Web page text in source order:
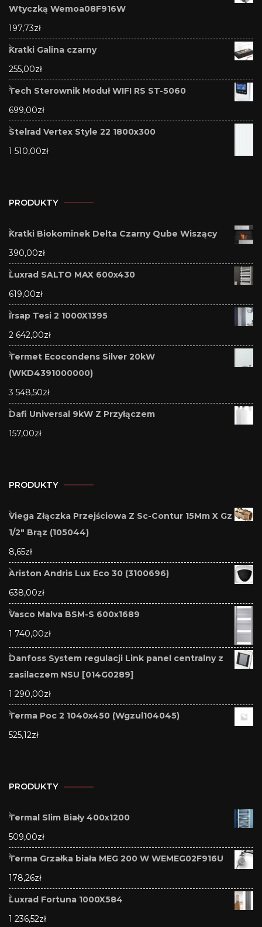
Wtyczką Wemoa08F916W
197,73zł
Kratki Galina czarny
255,00zł
Tech Sterownik Moduł WIFI RS ST-5060
699,00zł
Stelrad Vertex Style 22 1800x300
1 510,00zł
PRODUKTY
Kratki Biokominek Delta Czarny Qube Wiszący
390,00zł
Luxrad SALTO MAX 600x430
619,00zł
Irsap Tesi 2 1000X1395
2 642,00zł
Termet Ecocondens Silver 20kW
(WKD4391000000)
3 548,50zł
Dafi Universal 9kW Z Przyłączem
157,00zł
PRODUKTY
Viega Złączka Przejściowa Z Sc-Contur 15Mm X Gz
1/2" Brąz (105044)
8,65zł
Ariston Andris Lux Eco 30 (3100696)
638,00zł
Vasco Malva BSM-S 600x1689
1 740,00zł
Danfoss System regulacji Link panel centralny z
zasilaczem NSU [014G0289]
1 290,00zł
Terma Poc 2 1040x450 (Wgzul104045)
525,12zł
PRODUKTY
Termal Slim Biały 400x1200
509,00zł
Terma Grzałka biała MEG 200 W WEMEG02F916U
178,26zł
Luxrad Fortuna 1000X584
1 236,52zł